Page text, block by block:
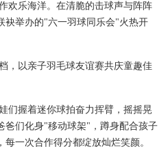
欢乐海洋。在清脆的击球声与阵阵
袂举办的"六一羽球同乐会"火热开
，以亲子羽毛球友谊赛共庆童趣佳
们握着迷你球拍奋力挥臂，摇摇晃
爸们化身"移动球架"，蹲身配合孩子
一次合作得分都绽放灿烂笑颜。